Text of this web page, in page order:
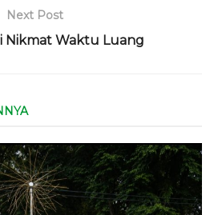
Next Post
Nikmat Waktu Luang